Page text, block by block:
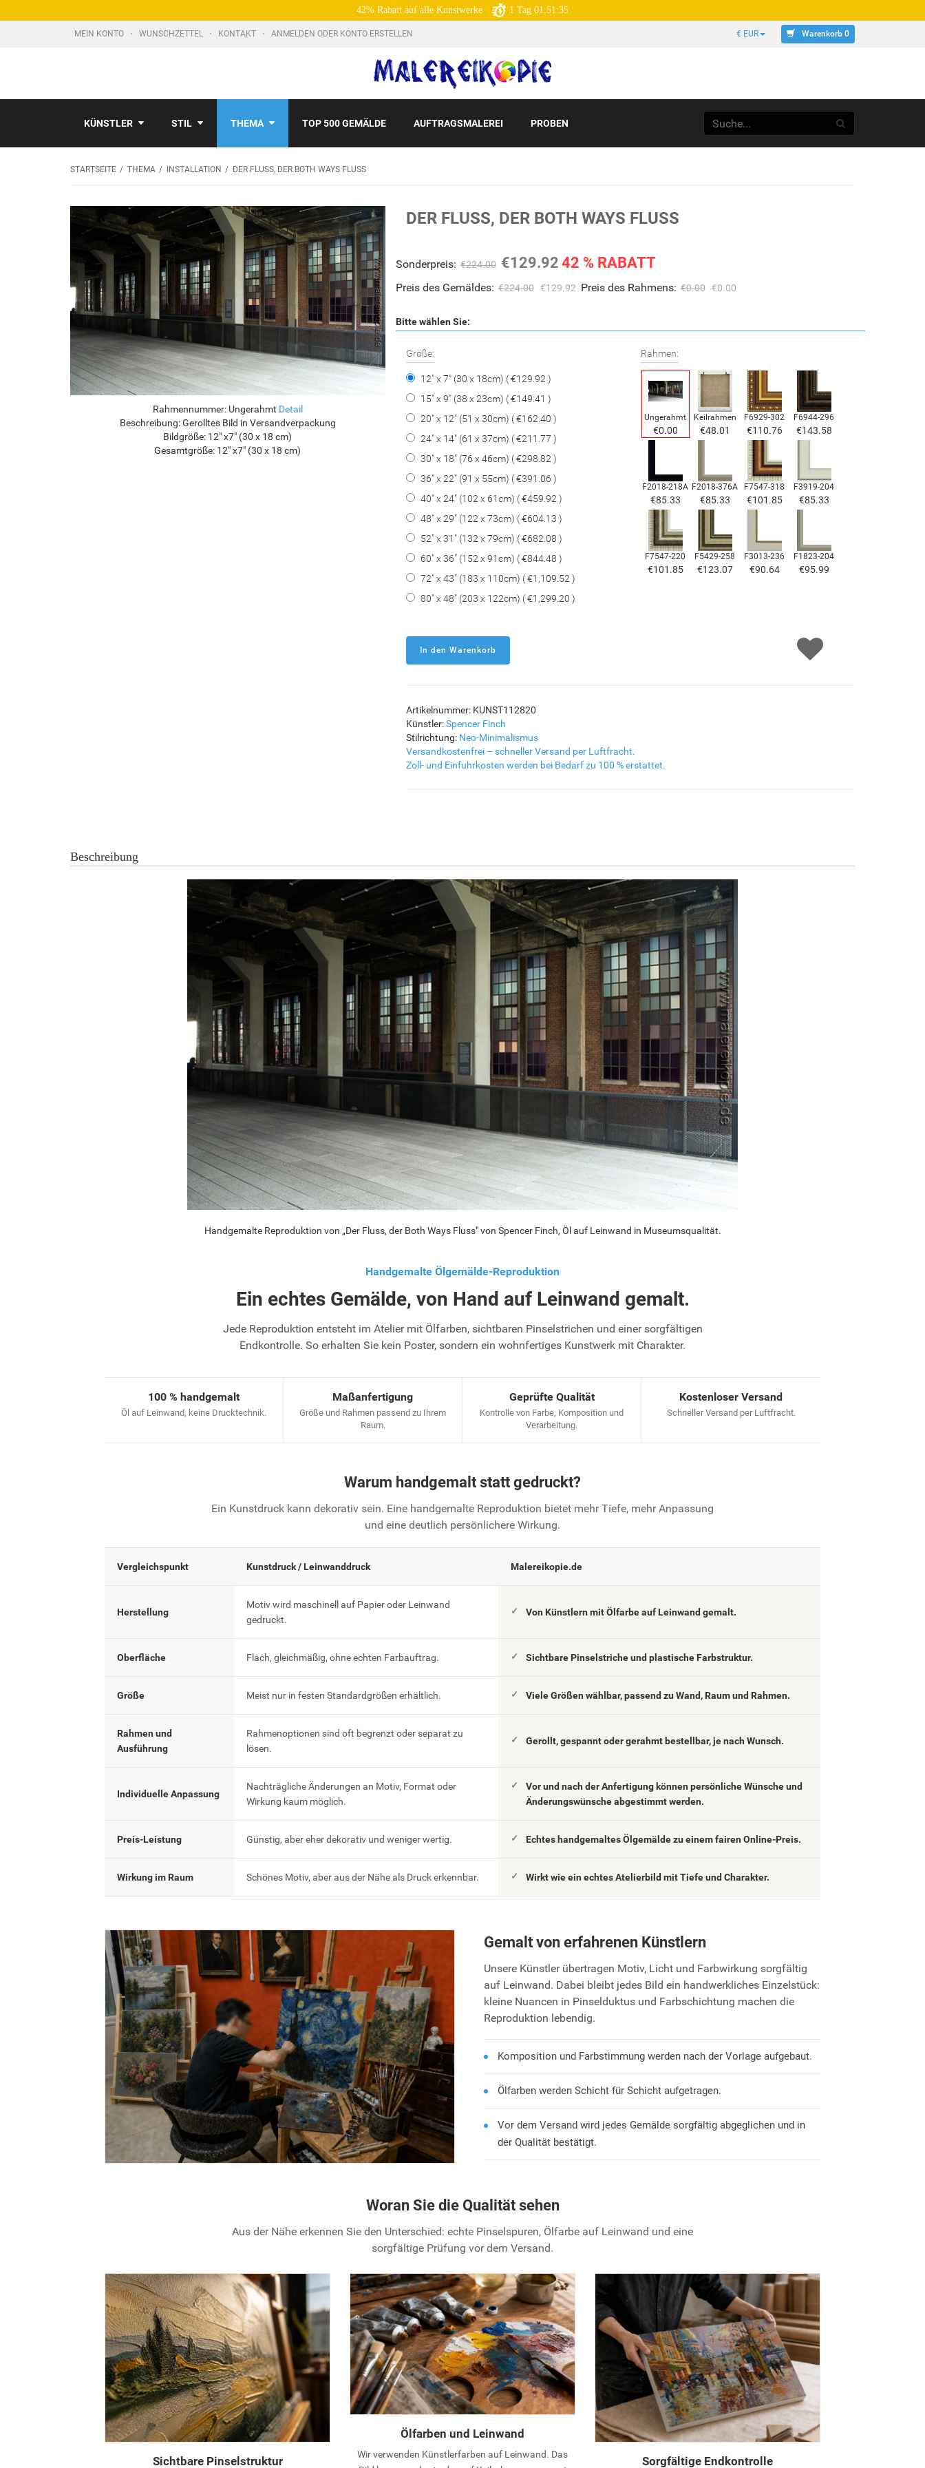
42% Rabatt auf alle Kunstwerke 1 Tag 01:51:33
MEIN KONTO WUNSCHZETTEL KONTAKT ANMELDEN ODER KONTO ERSTELLEN € EUR Warenkorb 0
KÜNSTLER STIL THEMA TOP 500 GEMÄLDE AUFTRAGSMALEREI PROBEN
STARTSEITE THEMA INSTALLATION DER FLUSS, DER BOTH WAYS FLUSS
Rahmennummer: Ungerahmt Detail
Beschreibung: Gerolltes Bild in Versandverpackung
Bildgröße: 12" x7" (30 x 18 cm)
Gesamtgröße: 12" x7" (30 x 18 cm)
DER FLUSS, DER BOTH WAYS FLUSS
Sonderpreis: €224.00 €129.92 42 % RABATT
Preis des Gemäldes: €224.00 €129.92 Preis des Rahmens: €0.00 €0.00
Bitte wählen Sie:
Größe:
12" x 7" (30 x 18cm) ( €129.92 )
15" x 9" (38 x 23cm) ( €149.41 )
20" x 12" (51 x 30cm) ( €162.40 )
24" x 14" (61 x 37cm) ( €211.77 )
30" x 18" (76 x 46cm) ( €298.82 )
36" x 22" (91 x 55cm) ( €391.06 )
40" x 24" (102 x 61cm) ( €459.92 )
48" x 29" (122 x 73cm) ( €604.13 )
52" x 31" (132 x 79cm) ( €682.08 )
60" x 36" (152 x 91cm) ( €844.48 )
72" x 43" (183 x 110cm) ( €1,109.52 )
80" x 48" (203 x 122cm) ( €1,299.20 )
Rahmen:
Ungerahmt
€0.00
Keilrahmen
€48.01
F6929-302
€110.76
F6944-296
€143.58
F2018-218A
€85.33
F2018-376A
€85.33
F7547-318
€101.85
F3919-204
€85.33
F7547-220
€101.85
F5429-258
€123.07
F3013-236
€90.64
F1823-204
€95.99
€118.96
F4613-236
Artikelnummer: KUNST112820
Künstler:Spencer Finch
Stilrichtung: Neo-Minimalismus
Versandkostenfrei – schneller Versand per Luftfracht.
Zoll- und Einfuhrkosten werden bei Bedarf zu 100 % erstattet.
Beschreibung
Handgemalte Reproduktion von „Der Fluss, der Both Ways Fluss" von Spencer Finch, Öl auf Leinwand in Museumsqualität.
Handgemalte Ölgemälde-Reproduktion
Ein echtes Gemälde, von Hand auf Leinwand gemalt.
Jede Reproduktion entsteht im Atelier mit Ölfarben, sichtbaren Pinselstrichen und einer sorgfältigen
Endkontrolle. So erhalten Sie kein Poster, sondern ein wohnfertiges Kunstwerk mit Charakter.
100 % handgemalt
Öl auf Leinwand, keine Drucktechnik.
Maßanfertigung
Größe und Rahmen passend zu Ihrem
Raum.
Geprüfte Qualität
Kontrolle von Farbe, Komposition und
Verarbeitung.
Kostenloser Versand
Schneller Versand per Luftfracht.
Warum handgemalt statt gedruckt?
Ein Kunstdruck kann dekorativ sein. Eine handgemalte Reproduktion bietet mehr Tiefe, mehr Anpassung
und eine deutlich persönlichere Wirkung.
Vergleichspunkt Kunstdruck / Leinwanddruck Malereikopie.de
Herstellung
Motiv wird maschinell auf Papier oder Leinwand
gedruckt.
Von Künstlern mit Ölfarbe auf Leinwand gemalt.
Oberfläche Flach, gleichmäßig, ohne echten Farbauftrag. Sichtbare Pinselstriche und plastische Farbstruktur.
Größe Meist nur in festen Standardgrößen erhältlich. Viele Größen wählbar, passend zu Wand, Raum und Rahmen.
Rahmen und
Ausführung
Rahmenoptionen sind oft begrenzt oder separat zu
lösen.
Gerollt, gespannt oder gerahmt bestellbar, je nach Wunsch.
Individuelle Anpassung
Nachträgliche Änderungen an Motiv, Format oder
Wirkung kaum möglich.
Vor und nach der Anfertigung können persönliche Wünsche und
Änderungswünsche abgestimmt werden.
Preis-Leistung Günstig, aber eher dekorativ und weniger wertig. Echtes handgemaltes Ölgemälde zu einem fairen Online-Preis.
Wirkung im Raum Schönes Motiv, aber aus der Nähe als Druck erkennbar. Wirkt wie ein echtes Atelierbild mit Tiefe und Charakter.
Gemalt von erfahrenen Künstlern
Unsere Künstler übertragen Motiv, Licht und Farbwirkung sorgfältig
auf Leinwand. Dabei bleibt jedes Bild ein handwerkliches Einzelstück:
kleine Nuancen in Pinselduktus und Farbschichtung machen die
Reproduktion lebendig.
Komposition und Farbstimmung werden nach der Vorlage aufgebaut.
Ölfarben werden Schicht für Schicht aufgetragen.
Vor dem Versand wird jedes Gemälde sorgfältig abgeglichen und in
der Qualität bestätigt.
Woran Sie die Qualität sehen
Aus der Nähe erkennen Sie den Unterschied: echte Pinselspuren, Ölfarbe auf Leinwand und eine
sorgfältige Prüfung vor dem Versand.
Sichtbare Pinselstruktur
Ölfarben und Leinwand
Wir verwenden Künstlerfarben auf Leinwand. Das
Sorgfältige Endkontrolle